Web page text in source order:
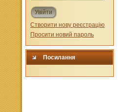
Увійти
Створити нову реєстрацію
Просити новий пароль
Посилання